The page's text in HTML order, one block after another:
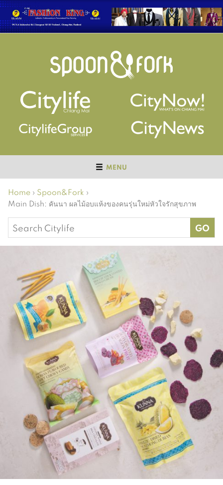
MENU
Home › Spoon&Fork ›
Main Dish: คันนา ผลไม้อบแห้งของคนรุ่นใหม่หัวใจรักสุขภาพ
Search
for: